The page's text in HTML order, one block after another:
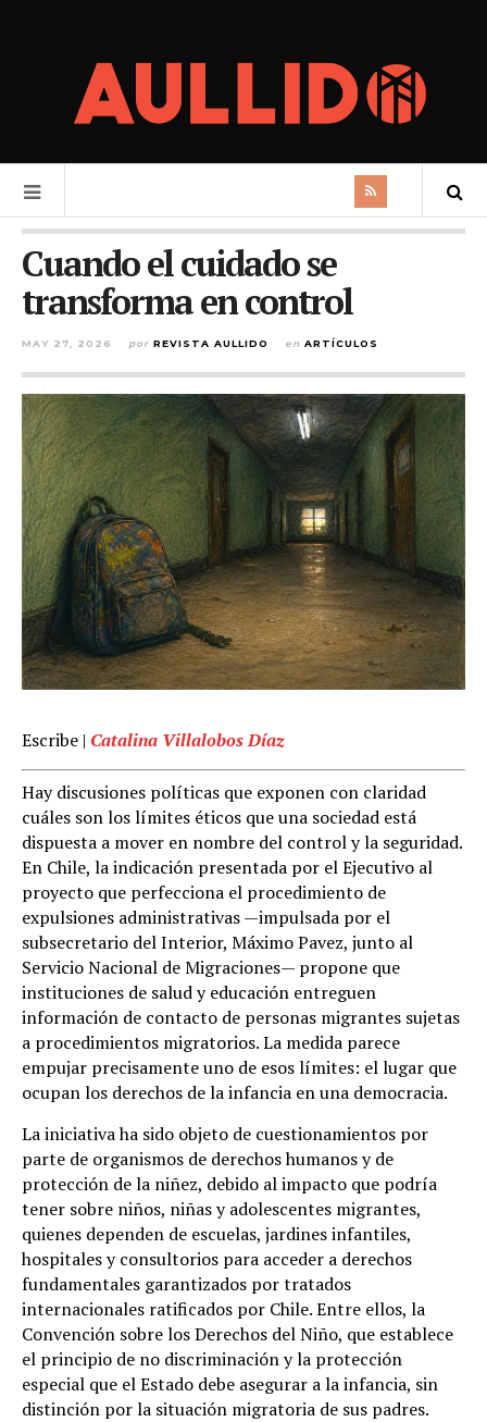
Cuando el cuidado se
transforma en control
MAY 27, 2026 por REVISTA AULLIDO en ARTÍCULOS
Escribe | Catalina Villalobos Díaz
Hay discusiones políticas que exponen con claridad
cuáles son los límites éticos que una sociedad está
dispuesta a mover en nombre del control y la seguridad.
En Chile, la indicación presentada por el Ejecutivo al
proyecto que perfecciona el procedimiento de
expulsiones administrativas —impulsada por el
subsecretario del Interior, Máximo Pavez, junto al
Servicio Nacional de Migraciones— propone que
instituciones de salud y educación entreguen
información de contacto de personas migrantes sujetas
a procedimientos migratorios. La medida parece
empujar precisamente uno de esos límites: el lugar que
ocupan los derechos de la infancia en una democracia.
La iniciativa ha sido objeto de cuestionamientos por
parte de organismos de derechos humanos y de
protección de la niñez, debido al impacto que podría
tener sobre niños, niñas y adolescentes migrantes,
quienes dependen de escuelas, jardines infantiles,
hospitales y consultorios para acceder a derechos
fundamentales garantizados por tratados
internacionales ratificados por Chile. Entre ellos, la
Convención sobre los Derechos del Niño, que establece
el principio de no discriminación y la protección
especial que el Estado debe asegurar a la infancia, sin
distinción por la situación migratoria de sus padres.